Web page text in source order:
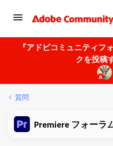
『アドビコミュニティフ
クを投稿
質問
Premiere フォーラ